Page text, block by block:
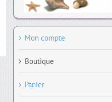
Mon compte
Boutique
Panier